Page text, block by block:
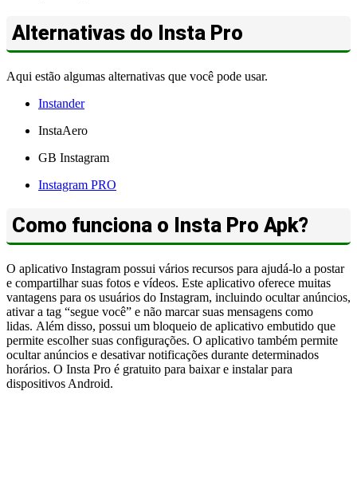
Alternativas do Insta Pro
Aqui estão algumas alternativas que você pode usar.
Instander
InstaAero
GB Instagram
Instagram PRO
Como funciona o Insta Pro Apk?
O aplicativo Instagram possui vários recursos para ajudá-lo a postar
e compartilhar suas fotos e vídeos. Este aplicativo oferece muitas
vantagens para os usuários do Instagram, incluindo ocultar anúncios,
ativar a tag “segue você” e não marcar suas mensagens como
lidas. Além disso, possui um bloqueio de aplicativo embutido que
permite escolher suas configurações. O aplicativo também permite
ocultar anúncios e desativar notificações durante determinados
horários. O Insta Pro é gratuito para baixar e instalar para
dispositivos Android.